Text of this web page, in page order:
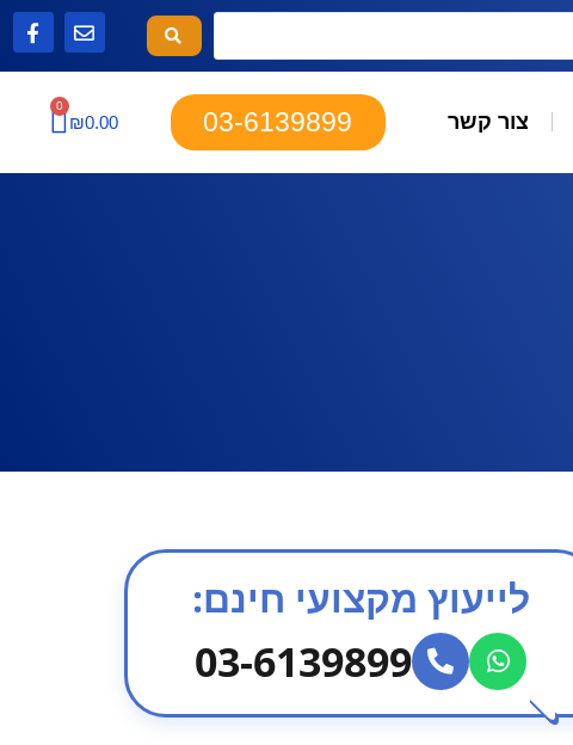
צור קשר 03-6139899
₪0.00
0
לייעוץ מקצועי חינם:
03-6139899